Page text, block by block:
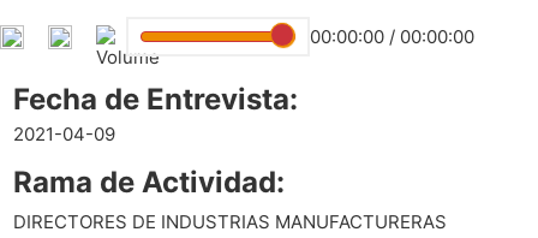
00:00:00 / 00:00:00
Fecha de Entrevista:
2021-04-09
Rama de Actividad:
DIRECTORES DE INDUSTRIAS MANUFACTURERAS